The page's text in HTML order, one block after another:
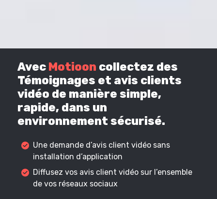
Avec Motioon collectez des
Témoignages et avis clients
vidéo de manière simple,
rapide, dans un
environnement sécurisé.
Une demande d’avis client vidéo sans
installation d’application
Diffusez vos avis client vidéo sur l’ensemble
de vos réseaux sociaux